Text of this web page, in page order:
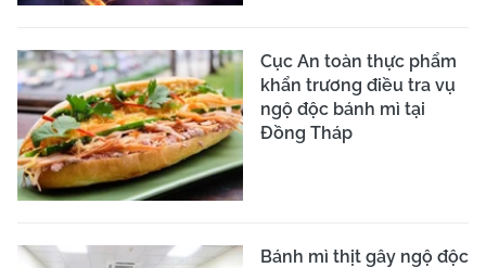
Cục An toàn thực phẩm
khẩn trương điều tra vụ
ngộ độc bánh mì tại
Đồng Tháp
Bánh mì thịt gây ngộ độc